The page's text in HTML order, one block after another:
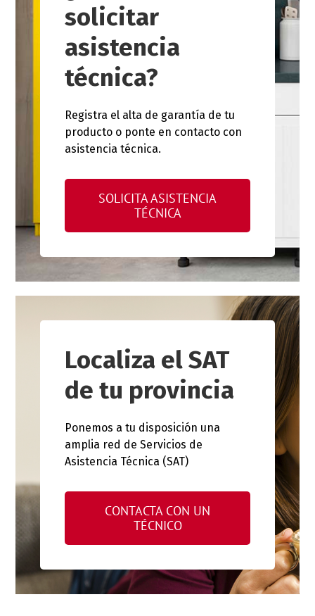
solicitar
asistencia
técnica?
Registra el alta de garantía de tu
producto o ponte en contacto con
asistencia técnica.
SOLICITA ASISTENCIA
TÉCNICA
Localiza el SAT
de tu provincia
Ponemos a tu disposición una
amplia red de Servicios de
Asistencia Técnica (SAT)
CONTACTA CON UN
TÉCNICO